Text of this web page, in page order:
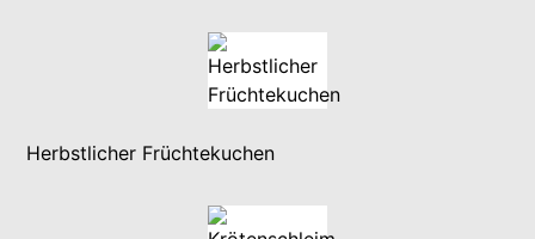
Herbstlicher Früchtekuchen